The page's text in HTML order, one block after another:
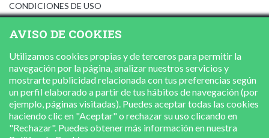
CONDICIONES DE USO
POLÍTICA DE COOKIES
AVISO DE COOKIES
Utilizamos cookies propias y de terceros para permitir la
navegación por la página, analizar nuestros servicios y
mostrarte publicidad relacionada con tus preferencias según
un perfil elaborado a partir de tus hábitos de navegación (por
ejemplo, páginas visitadas). Puedes aceptar todas las cookies
haciendo clic en "Aceptar" o rechazar su uso clicando en
"Rechazar". Puedes obtener más información en nuestra